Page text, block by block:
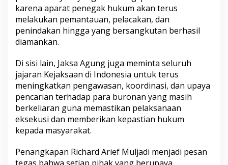
karena aparat penegak hukum akan terus
melakukan pemantauan, pelacakan, dan
penindakan hingga yang bersangkutan berhasil
diamankan.
Di sisi lain, Jaksa Agung juga meminta seluruh
jajaran Kejaksaan di Indonesia untuk terus
meningkatkan pengawasan, koordinasi, dan upaya
pencarian terhadap para buronan yang masih
berkeliaran guna memastikan pelaksanaan
eksekusi dan memberikan kepastian hukum
kepada masyarakat.
Penangkapan Richard Arief Muljadi menjadi pesan